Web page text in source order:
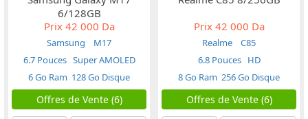
6/128GB
Prix42 000 Da
Samsung
M17
6.7 Pouces Super AMOLED
6 Go Ram 128 Go Disque
Offres de Vente (6)
Prix42 000 Da
Realme
C85
6.8 Pouces HD
8 Go Ram 256 Go Disque
Offres de Vente (6)